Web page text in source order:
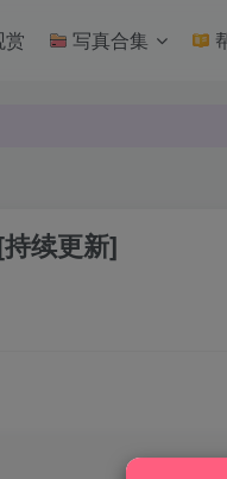
赏 写真合集
续更新]